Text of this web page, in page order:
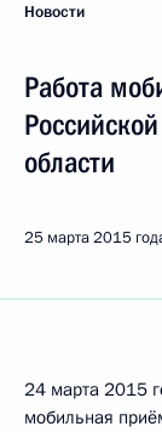
Новости
Работа
области
25 марта 2015
24 марта 2015
мобильная